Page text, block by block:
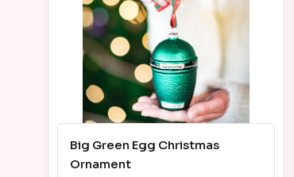
Big Green Egg Christmas
Ornament